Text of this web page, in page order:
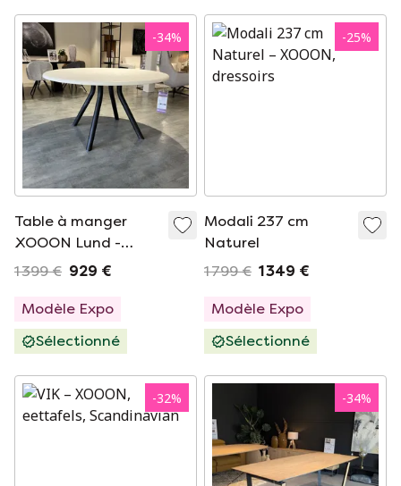
-34%
Table à manger
XOOON Lund -
Ø140
1 399 € 929 €
Modèle Expo
Sélectionné
-25%
Modali 237 cm
Naturel
1 799 € 1 349 €
Modèle Expo
Sélectionné
-32% -34%